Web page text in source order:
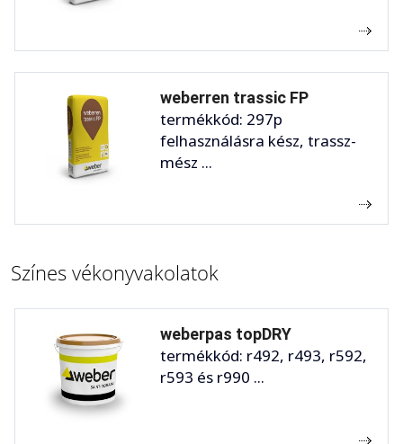
weberren trassic FP
termékkód: 297p
felhasználásra kész, trassz-
mész ...
Színes vékonyvakolatok
weberpas topDRY
termékkód: r492, r493, r592,
r593 és r990 ...